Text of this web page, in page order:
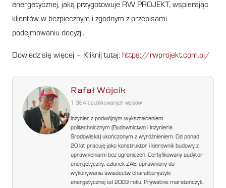
energetycznej, jaką przygotowuje RW PROJEKT, wspierając
klientów w bezpiecznym i zgodnym z przepisami
podejmowaniu decyzji.
Dowiedz się więcej – Kliknij tutaj: https://rwprojekt.com.pl/
Rafał Wójcik
1 364 opublikowanych wpisów
Inżynier z podwójnym wykształceniem
politechnicznym (Budownictwo i Inżynieria
Środowiska) ukończonym z wyróżnieniem. Od ponad
20 lat pracuję jako konstruktor i kierownik budowy z
uprawnieniami bez ograniczeń. Certyfikowany audytor
energetyczny, członek ZAE, uprawniony do
wykonywania świadectw charakterystyki
energetycznej od 2009 roku. Prywatnie maratończyk,